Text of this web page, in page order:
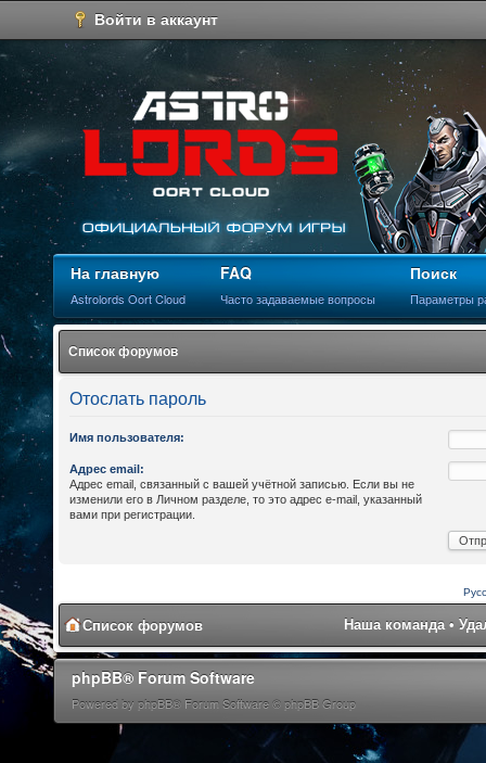
Войти в аккаунт
На главную
Astrolords Oort Cloud
FAQ
Часто задаваемые вопросы
Поиск
Параметры
Список форумов
Отослать пароль
Имя пользователя:
Адрес email:
Адрес email, связанный с вашей учётной записью. Если вы не
изменили его в Личном разделе, то это адрес e-mail, указанный
вами при регистрации.
Список форумов Наша команда•
phpBB® Forum Software
Powered by phpBB® Forum Software © phpBB Group